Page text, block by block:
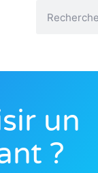
un
?